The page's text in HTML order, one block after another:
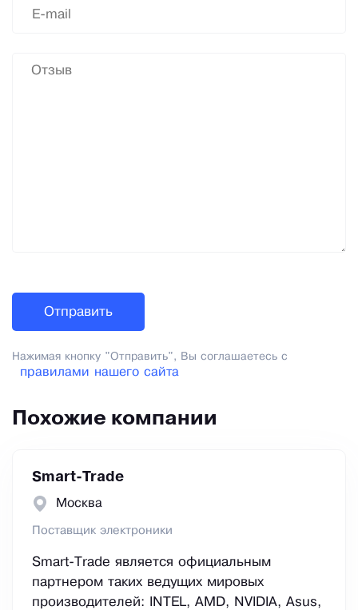
Нажимая кнопку "Отправить", Вы соглашаетесь с
правилами нашего сайта
Похожие компании
Smart-Trade
Москва
Поставщик электроники
Smart-Trade является официальным
партнером таких ведущих мировых
производителей: INTEL, AMD, NVIDIA, Asus,